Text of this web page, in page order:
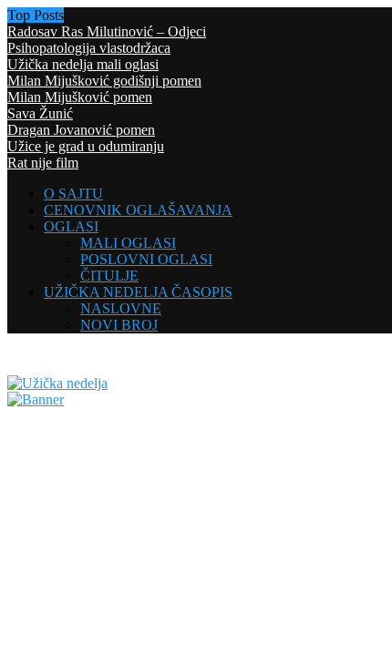
Top Posts
Radosav Ras Milutinović – Odjeci
Psihopatologija vlastodržaca
Užička nedelja mali oglasi
Milan Mijušković godišnji pomen
Milan Mijušković pomen
Sava Žunić
Dragan Jovanović pomen
Užice je grad u odumiranju
Rat nije film
O SAJTU
CENOVNIK OGLAŠAVANJA
OGLASI
MALI OGLASI
POSLOVNI OGLASI
ČITULJE
UŽIČKA NEDELJA ČASOPIS
NASLOVNE
NOVI BROJ